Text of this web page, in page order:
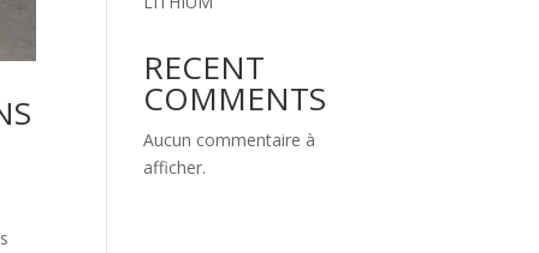
RECENT
COMMENTS
Aucun commentaire à
afficher.